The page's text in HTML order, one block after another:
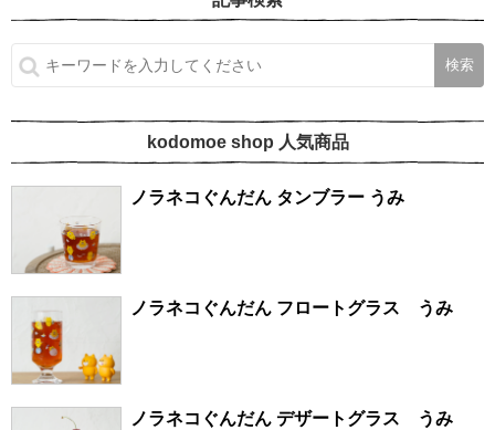
kodomoe shop 人気商品
ノラネコぐんだん タンブラー うみ
ノラネコぐんだん フロートグラス うみ
ノラネコぐんだん デザートグラス うみ